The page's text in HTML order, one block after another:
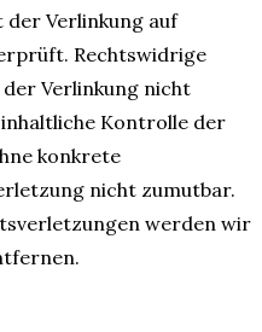
der Verlinkung auf
Rechtswidrige
Verlinkung nicht
Kontrolle der
konkrete
nicht zumutbar.
werden wir